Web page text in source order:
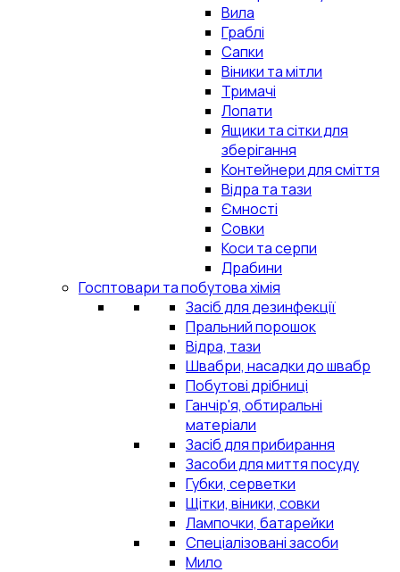
Вила
Граблі
Сапки
Віники та мітли
Тримачі
Лопати
Ящики та сітки для
зберігання
Контейнери для сміття
Відра та тази
Ємності
Совки
Коси та серпи
Драбини
Госптовари та побутова хімія
Засіб для дезинфекції
Пральний порошок
Відра, тази
Швабри, насадки до швабр
Побутові дрібниці
Ганчір'я, обтиральні
матеріали
Засіб для прибирання
Засоби для миття посуду
Губки, серветки
Щітки, віники, совки
Лампочки, батарейки
Спеціалізовані засоби
Мило